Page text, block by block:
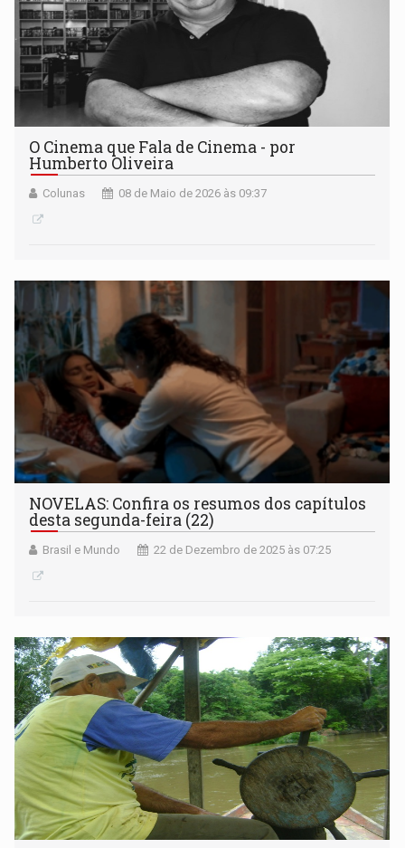
O Cinema que Fala de Cinema - por
Humberto Oliveira
Colunas 08 de Maio de 2026 às 09:37
NOVELAS: Confira os resumos dos capítulos
desta segunda-feira (22)
Brasil e Mundo 22 de Dezembro de 2025 às 07:25